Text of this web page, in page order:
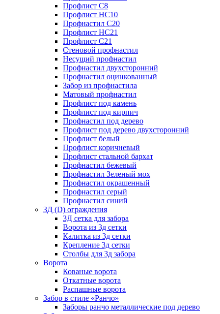
Профлист С8
Профлист НС10
Профнастил С20
Профлист НС21
Профлист С21
Стеновой профнастил
Несущий профнастил
Профнастил двухсторонний
Профнастил оцинкованный
Забор из профнастила
Матовый профнастил
Профлист под камень
Профлист под кирпич
Профнастил под дерево
Профлист под дерево двухсторонний
Профлист белый
Профлист коричневый
Профлист стальной бархат
Профнастил бежевый
Профнастил Зеленый мох
Профнастил окрашенный
Профнастил серый
Профнастил синий
3Д (D) ограждения
3Д сетка для забора
Ворота из 3д сетки
Калитка из 3д сетки
Крепление 3д сетки
Столбы для 3д забора
Ворота
Кованые ворота
Откатные ворота
Распашные ворота
Забор в стиле «Ранчо»
Заборы ранчо металлические под дерево